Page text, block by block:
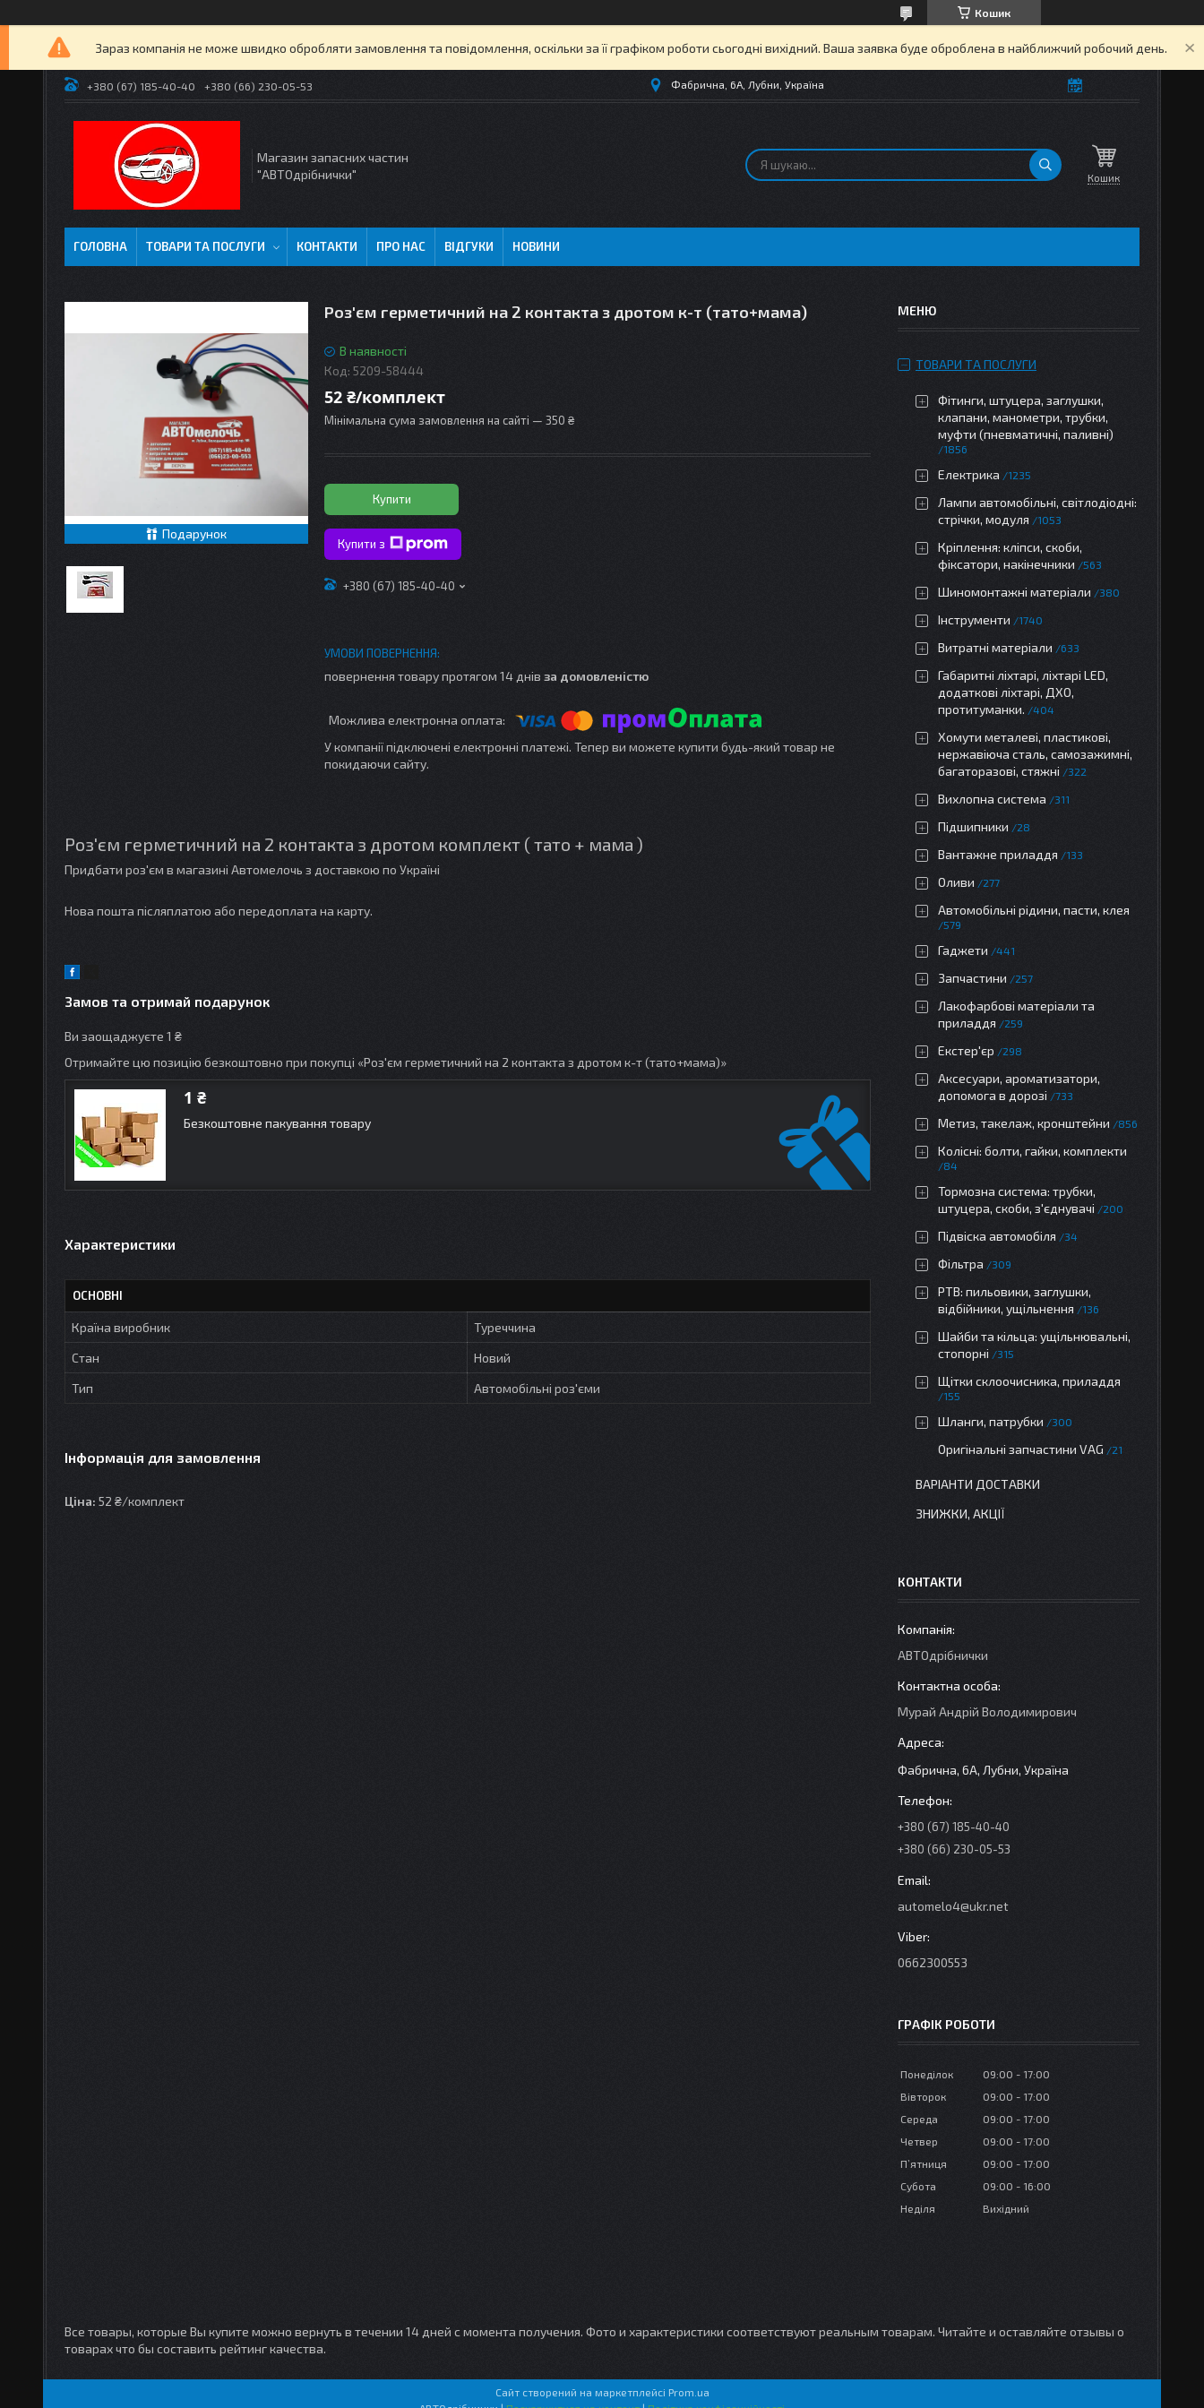
Кошик
Зараз компанія не може швидко обробляти замовлення та повідомлення, оскільки за її графіком роботи сьогодні вихідний. Ваша заявка буде оброблена в найближчий робочий день.
+380 (67) 185-40-40 +380 (66) 230-05-53 Фабрична, 6А, Лубни, Україна
Магазин запасних частин
"АВТОдрібнички"
Кошик
ГОЛОВНА ТОВАРИ ТА ПОСЛУГИ КОНТАКТИ ПРО НАС ВІДГУКИ НОВИНИ
Подарунок
Роз'єм герметичний на 2 контакта з дротом к-т (тато+мама)
В наявності
Код: 5209-58444
52 ₴/комплект
Мінімальна сума замовлення на сайті — 350 ₴
Купити
Купити з
+380 (67) 185-40-40
повернення товару протягом 14 днів за домовленістю
У компанії підключені електронні платежі. Тепер ви можете купити будь-який товар не
покидаючи сайту.
Роз'єм герметичний на 2 контакта з дротом комплект ( тато + мама )
Придбати роз'єм в магазині Автомелочь з доставкою по Україні
Нова пошта післяплатою або передоплата на карту.
Замов та отримай подарунок
Ви заощаджуєте 1 ₴
Отримайте цю позицію безкоштовно при покупці «Роз'єм герметичний на 2 контакта з дротом к-т (тато+мама)»
1 ₴
Безкоштовне пакування товару
Характеристики
ОСНОВНІ
Країна виробник
Туреччина
Стан
Новий
Тип
Автомобільні роз'єми
Інформація для замовлення
Ціна: 52 ₴/комплект
ТОВАРИ ТА ПОСЛУГИ
Фітинги, штуцера, заглушки,
клапани, манометри, трубки,
муфти (пневматичні, паливні)
1856
Електрика 1235
Лампи автомобільні, світлодіодні:
стрічки, модуля
1053
Кріплення: кліпси, скоби,
фіксатори, накінечники
563
Шиномонтажні матеріали 380
Інструменти 1740
Витратні матеріали 633
Габаритні ліхтарі, ліхтарі LED,
додаткові ліхтарі, ДХО,
протитуманки.
404
Хомути металеві, пластикові,
нержавіюча сталь, самозажимні,
багаторазові, стяжні
322
Вихлопна система 311
Підшипники 28
Вантажне приладдя 133
Оливи 277
Автомобільні рідини, пасти, клея
579
Гаджети 441
Запчастини 257
Лакофарбові матеріали та
приладдя
259
Екстер'єр 298
Аксесуари, ароматизатори,
допомога в дорозі
733
Метиз, такелаж, кронштейни 856
Колісні: болти, гайки, комплекти
84
Тормозна система: трубки,
штуцера, скоби, з'єднувачі
200
Підвіска автомобіля 34
Фільтра 309
РТВ: пильовики, заглушки,
відбійники, ущільнення
136
Шайби та кільца: ущільнювальні,
стопорні
315
Щітки склоочисника, приладдя
155
Шланги, патрубки 300
Оригінальні запчастини VAG 21
ВАРІАНТИ ДОСТАВКИ
ЗНИЖКИ, АКЦІЇ
КОНТАКТИ
АВТОдрібнички
Мурай Андрій Володимирович
Фабрична, 6А, Лубни, Україна
+380 (67) 185-40-40
+380 (66) 230-05-53
automelo4@ukr.net
0662300553
ГРАФІК РОБОТИ
Понеділок 09:00
17:00
Вівторок
09:00
17:00
Середа
09:00
17:00
Четвер
09:00
17:00
Пʼятниця
09:00
17:00
Субота
09:00
16:00
Неділя
Вихідний
Все товары, которые Вы купите можно вернуть в течении 14 дней с момента получения. Фото и характеристики соответствуют реальным товарам. Читайте и оставляйте отзывы о
товарах что бы составить рейтинг качества.
Сайт створений на маркетплейсі Prom.ua